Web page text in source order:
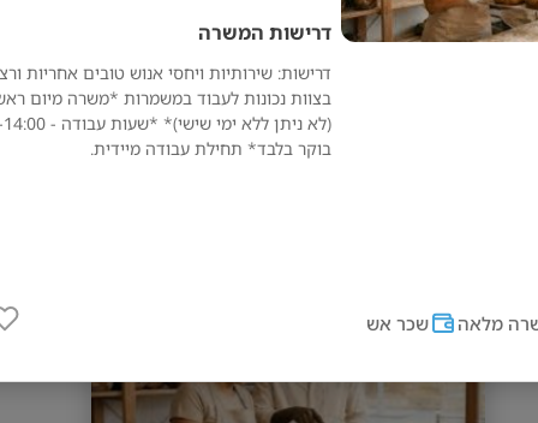
דרישות המשרה
דרישות: שירותיות ויחסי אנוש טובים אחריות
בצוות נכונות לעבוד במשמרות *משרה מיום
בוקר בלבד* תחילת עבודה מיידית.
מלאה שכר אש